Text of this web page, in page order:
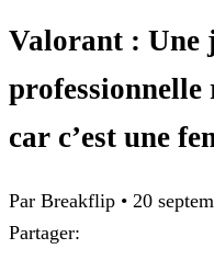
Valorant : Une
professionnelle
car c’est une
Par Breakflip • 20
Partager: